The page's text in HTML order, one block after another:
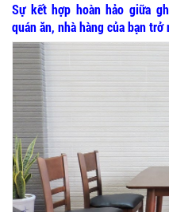
Sự kết hợp hoàn hảo giữa
quán ăn, nhà hàng của bạn